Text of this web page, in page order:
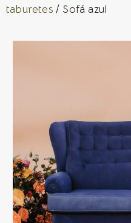
taburetes/ Sofá azul